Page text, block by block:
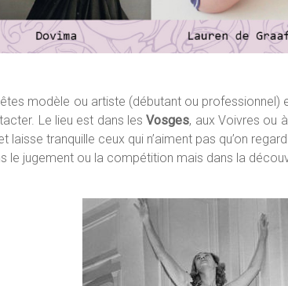
modèle ou artiste (débutant ou professionnel)
Le lieu est dans lesVosges, aux Voivres ou
laisse tranquille ceux qui n’aiment pas qu’on
le jugement ou la compétition mais dans la